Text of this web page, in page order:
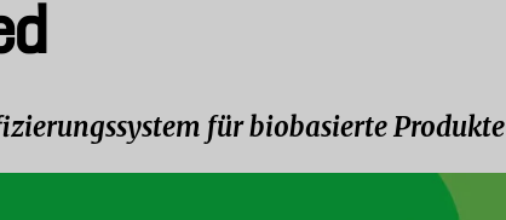
für biobasierte Produkte